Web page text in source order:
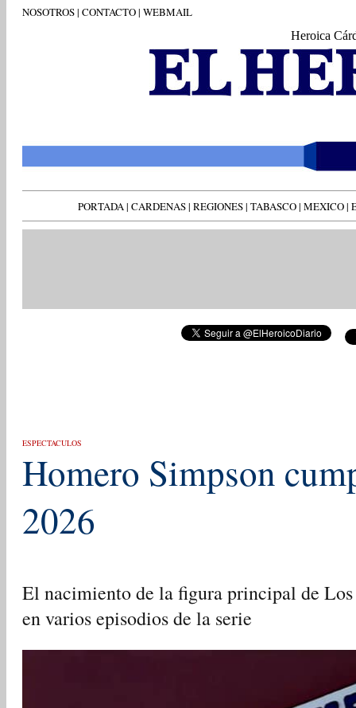
NOSOTROS| CONTACTO| WEBMAIL
Heroica
PORTADA| CARDENAS| REGIONES| TABASCO| MEXICO|
ESPECTACULOS
Homero Simpson
2026
El nacimiento de la figura principal de
en varios episodios de la serie